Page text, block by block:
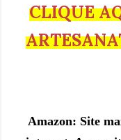
CLIQUE
Amazon: Site